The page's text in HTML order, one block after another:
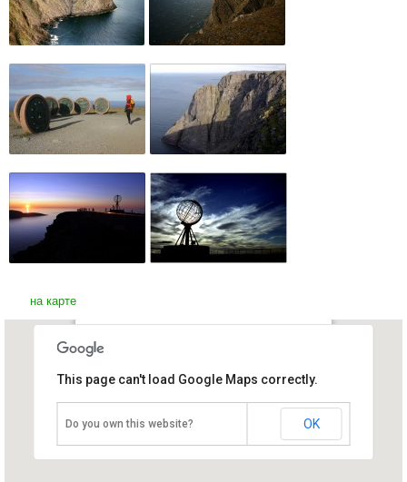
на карте
Норвегия, Хаммерфест
This page can't load Google Maps correctly.
Do you own this website? OK